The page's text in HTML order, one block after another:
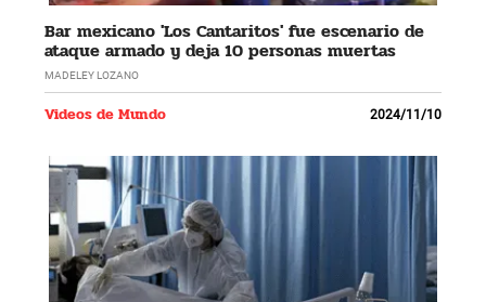
Bar mexicano 'Los Cantaritos' fue escenario de
ataque armado y deja 10 personas muertas
MADELEY LOZANO
Videos de Mundo 2024/11/10